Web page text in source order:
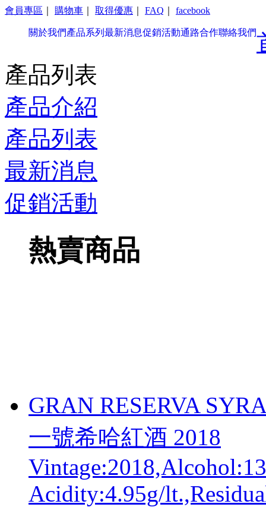
會員專區 購物車 取得優惠 FAQ facebook
關於我們產品系列 最新消息促銷活動通路合作聯絡我們
產品列表
產品介紹
產品列表
最新消息
促銷活動
熱賣商品
GRAN RESERVA
一號希哈紅酒 2018
Acidity:4.95g/